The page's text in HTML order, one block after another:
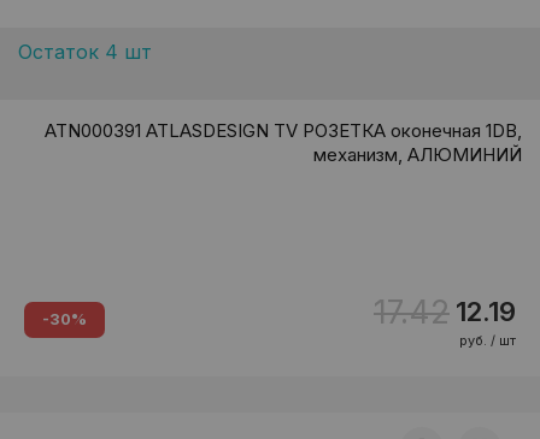
Остаток 4 шт
ATN000391 ATLASDESIGN TV РОЗЕТКА оконечная 1DB,
механизм, АЛЮМИНИЙ
-30% 17.42 12.19
руб. / шт